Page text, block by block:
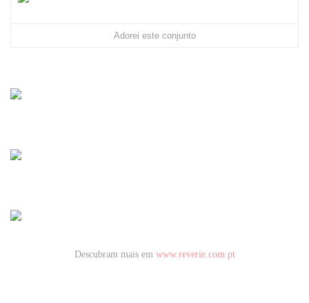
Adorei este conjunto
Descubram mais em www.reverie.com.pt